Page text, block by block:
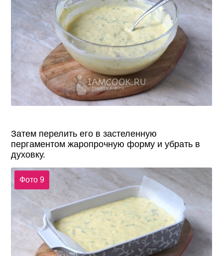
Затем перелить его в застеленную
пергаментом жаропрочную форму и убрать в
духовку.
Фото 9